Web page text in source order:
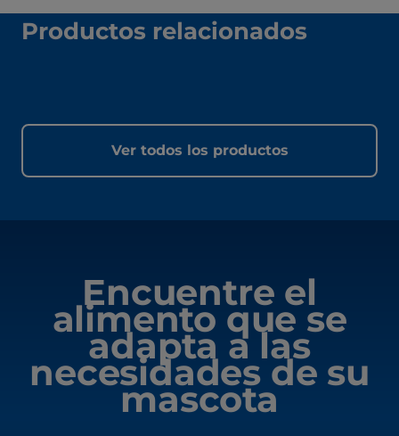
Productos relacionados
Ver todos los productos
Encuentre el
alimento que se
adapta a las
necesidades de su
mascota